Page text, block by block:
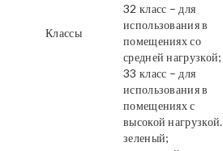
Классы
32 класс – для
использования в
помещениях со
средней нагрузкой;
33 класс – для
использования в
помещениях с
высокой нагрузкой.
зеленый;